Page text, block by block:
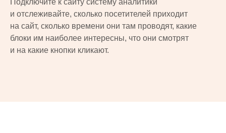
и отслеживайте, сколько посетителей приходит
на сайт, сколько времени они там проводят, какие
блоки им наиболее интересны, что они смотрят
и на какие кнопки кликают.